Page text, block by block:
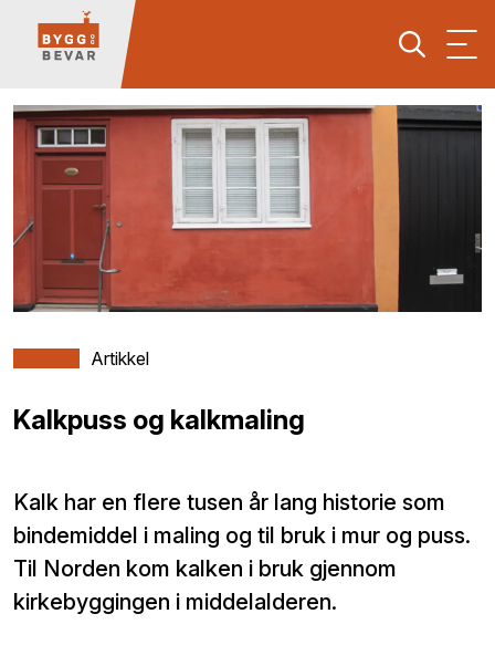
Artikkel
Kalkpuss og kalkmaling
Kalk har en flere tusen år lang historie som
bindemiddel i maling og til bruk i mur og puss.
Til Norden kom kalken i bruk gjennom
kirkebyggingen i middelalderen.